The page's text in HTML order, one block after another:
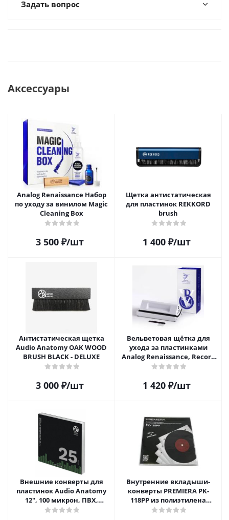
Задать вопрос
Аксессуары
Analog Renaissance Набор
по уходу за винилом Magic
Cleaning Box
3 500₽/шт
Щетка антистатическая
для пластинок REKKORD
brush
1 400₽/шт
Антистатическая щетка
Audio Anatomy OAK WOOD
BRUSH BLACK - DELUXE
3 000₽/шт
Вельветовая щётка для
ухода за пластинками
Analog Renaissance, Record
Velvet Brush, AR-7152, White
1 420₽/шт
Внешние конверты для
пластинок Audio Anatomy
12", 100 микрон, ПВХ,
GATEFOLD (25 шт)
Внутренние вкладыши-
конверты PREMIERA PK-
118PP из полиэтилена
высокой плотности для 12"